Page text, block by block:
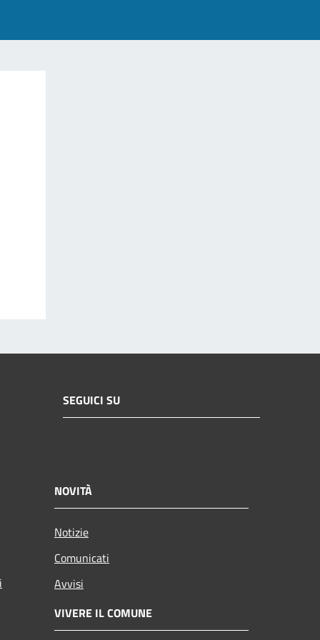
SEGUICI SU
NOVITÀ
Notizie
Comunicati
Avvisi
VIVERE IL COMUNE